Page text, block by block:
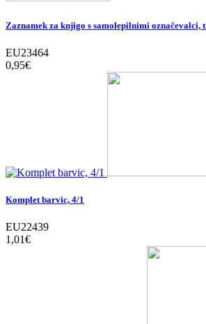
Zaznamek za knjigo s samolepilnimi označevalci,
EU23464
0,95‎€
Komplet barvic, 4/1
EU22439
1,01‎€